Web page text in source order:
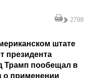
2798
штате
президента
Трамп пообещал в
о применении